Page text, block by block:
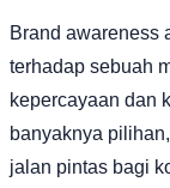
Brand awareness
terhadap sebuah
kepercayaan dan
banyaknya
jalan pintas bagi